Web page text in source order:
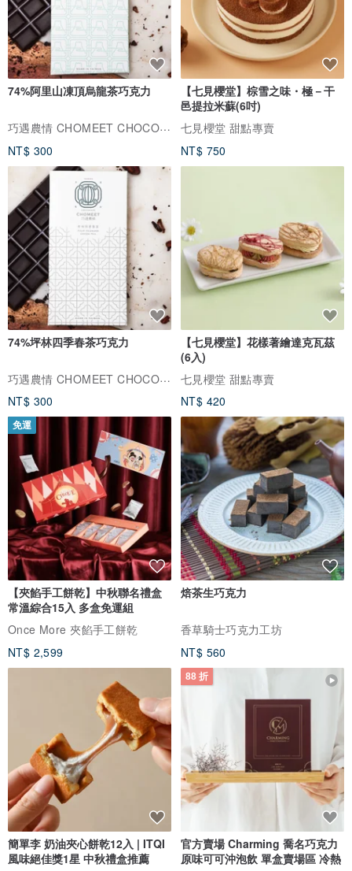
74%阿里山凍頂烏龍茶巧克力
巧遇農情 CHOMEET CHOCOLATE
NT$ 300
【七見櫻堂】棕雪之味・極－干
邑提拉米蘇(6吋)
七見櫻堂 甜點專賣
NT$ 750
74%坪林四季春茶巧克力
巧遇農情 CHOMEET CHOCOLATE
NT$ 300
【七見櫻堂】花樣著繪達克瓦茲
(6入)
七見櫻堂 甜點專賣
NT$ 420
免運
【夾餡手工餅乾】中秋聯名禮盒
常溫綜合15入 多盒免運組
Once More 夾餡手工餅乾
NT$ 2,599
焙茶生巧克力
香草騎士巧克力工坊
NT$ 560
簡單李 奶油夾心餅乾12入 | ITQI
風味絕佳獎1星 中秋禮盒推薦
88 折
官方賣場 Charming 喬名巧克力
原味可可沖泡飲 單盒賣場區 冷熱